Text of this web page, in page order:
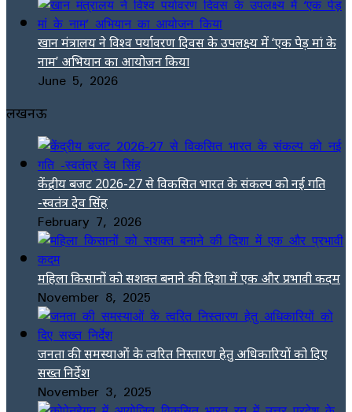
खान मंत्रालय ने विश्व पर्यावरण दिवस के उपलक्ष्य में ‘एक पेड़ मां के
नाम’ अभियान का आयोजन किया
June 5, 2026
लखनऊ
केंद्रीय बजट 2026-27 से विकसित भारत के संकल्प को नई गति
-स्वतंत्र देव सिंह
February 7, 2026
महिला किसानों को सशक्त बनाने की दिशा में एक और प्रभावी कदम
November 8, 2025
जनता की समस्याओं के त्वरित निस्तारण हेतु अधिकारियों को दिए
सख्त निर्देश
November 3, 2025